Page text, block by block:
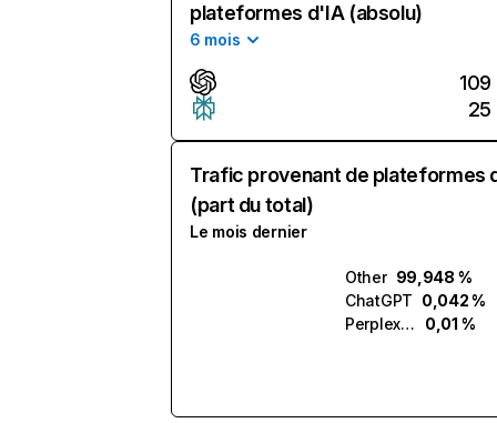
plateformes d'IA (absolu)
6 mois
109
25
Trafic provenant de plateformes
(part du total)
Le mois dernier
Other 99,948 %
ChatGPT 0,042 %
Perplexity
0,01 %